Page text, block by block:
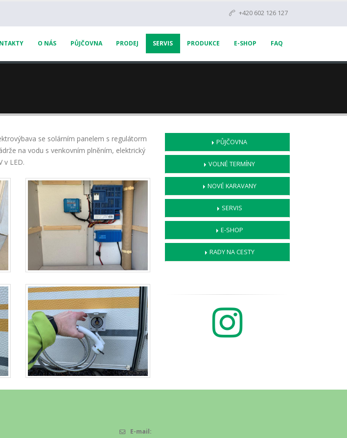
+420 602 126 127
O NÁS PŮJČOVNA PRODEJ SERVIS PRODUKCE E-SHOP FAQ
se solárním panelem s regulátorm
na vodu s venkovním plněním, elektrický
v LED.
PŮJČOVNA
VOLNÉ TERMÍNY
NOVÉ KARAVANY
SERVIS
E-SHOP
RADY NA CESTY
E-mail: